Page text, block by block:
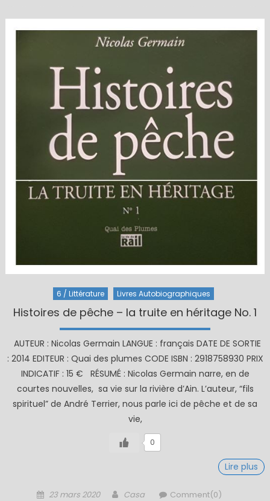
6 / Littérature Livres Autobiographiques
Histoires de pêche – la truite en héritage No. 1
AUTEUR : Nicolas Germain LANGUE : français DATE DE SORTIE
: 2014 EDITEUR : Quai des plumes CODE ISBN : 2918758930 PRIX
INDICATIF : 15 € RÉSUMÉ : Nicolas Germain narre, en de
courtes nouvelles, sa vie sur la rivière d’Ain. L’auteur, “fils
spirituel” de André Terrier, nous parle ici de pêche et de sa
vie,
0
Lire plus
Posted
23 mars 2020 Author
Casa Comment(0)